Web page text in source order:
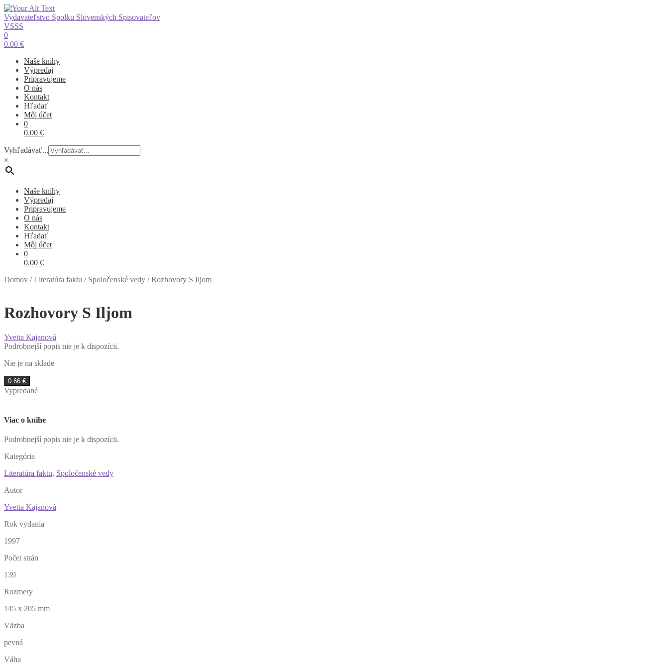
Vydavateľstvo Spolku Slovenských Spisovateľov
VSSS
0
0.00 €
Naše knihy
Výpredaj
Pripravujeme
O nás
Kontakt
Hľadať
Môj účet
0
0.00 €
Vyhľadávať...
×
Naše knihy
Výpredaj
Pripravujeme
O nás
Kontakt
Hľadať
Môj účet
0
0.00 €
Domov /Literatúra faktu / Spoločenské vedy /Rozhovory S Iljom
Rozhovory S Iljom
Yvetta Kajanová
Podrobnejší popis nie je k dispozícii.
Nie je na sklade
0.66 €
Vypredané
Viac o knihe
Podrobnejší popis nie je k dispozícii.
Kategória
Literatúra faktu, Spoločenské vedy
Autor
Yvetta Kajanová
Rok vydania
1997
Počet strán
139
Rozmery
145 x 205 mm
Väzba
pevná
Váha